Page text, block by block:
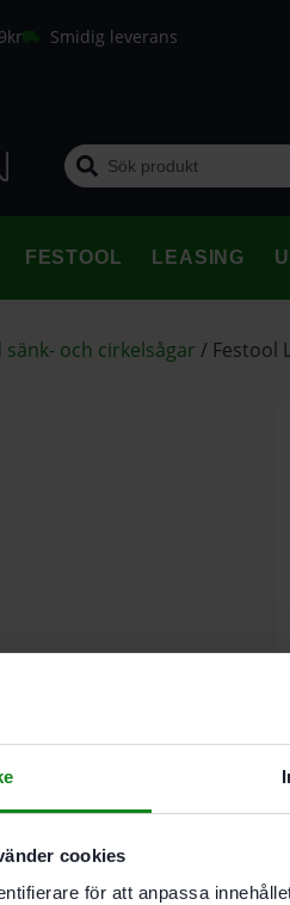
cookies
för att anpassa
Smidig leverans
FESTOOL LEASING
sänk- och cirkelsågar / Festool